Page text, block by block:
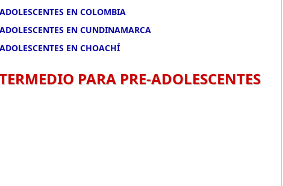
EN COLOMBIA
EN CUNDINAMARCA
EN CHOACHÍ
PARA PRE-ADOLESCENTES